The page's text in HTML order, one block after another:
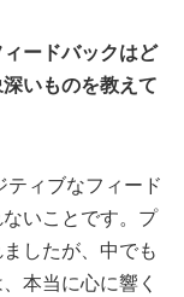
ードバックはど
いものを教えて
ィブなフィード
いことです。プ
したが、中でも
本当に心に響く